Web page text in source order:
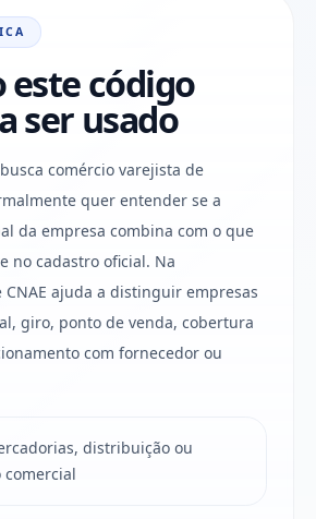
este código
ser usado
comércio varejista de
quer entender se a
da empresa combina com o que
no cadastro oficial. Na
CNAE ajuda a distinguir empresas
giro, ponto de venda, cobertura
com fornecedor ou
distribuição ou
comercial